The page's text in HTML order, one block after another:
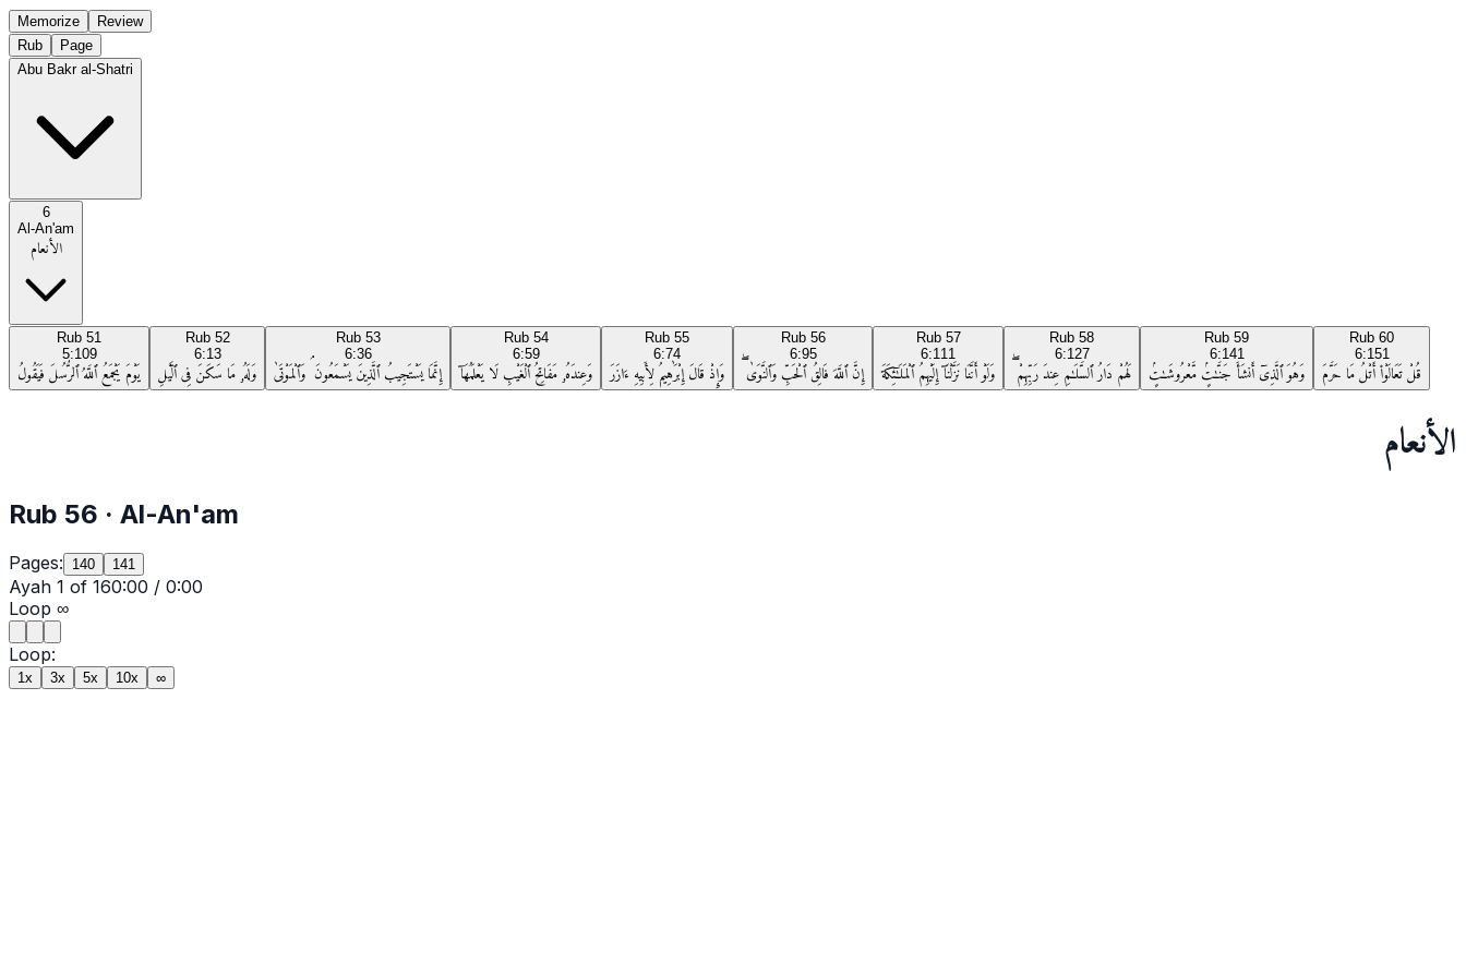
Memorize
Review
Rub
Page
Abu Bakr al-Shatri
6
Al-An'am
الأنعام
Rub 51
5:109
يَوْمَ يَجْمَعُ ٱللَّهُ ٱلرُّسُلَ فَيَقُولُ
Rub 52
6:13
وَلَهُۥ مَا سَكَنَ فِى ٱلَّيْلِ
Rub 53
6:36
إِنَّمَا يَسْتَجِيبُ ٱلَّذِينَ يَسْمَعُونَ ۘ وَٱلْمَوْتَىٰ
Rub 54
6:59
وَعِندَهُۥ مَفَاتِحُ ٱلْغَيْبِ لَا يَعْلَمُهَآ
Rub 55
6:74
وَإِذْ قَالَ إِبْرَٰهِيمُ لِأَبِيهِ ءَازَرَ
Rub 56
6:95
إِنَّ ٱللَّهَ فَالِقُ ٱلْحَبِّ وَٱلنَّوَىٰ ۖ
Rub 57
6:111
وَلَوْ أَنَّنَا نَزَّلْنَآ إِلَيْهِمُ ٱلْمَلَـٰٓئِكَةَ
Rub 58
6:127
لَهُمْ دَارُ ٱلسَّلَـٰمِ عِندَ رَبِّهِمْ ۖ
Rub 59
6:141
وَهُوَ ٱلَّذِىٓ أَنشَأَ جَنَّـٰتٍۢ مَّعْرُوشَـٰتٍۢ
Rub 60
6:151
قُلْ تَعَالَوْا۟ أَتْلُ مَا حَرَّمَ
الأنعام
Rub 56 · Al-An'am
Pages: 140 141
Ayah 1 of 160:00 / 0:00
Loop ∞
Loop:
1x 3x 5x 10x ∞